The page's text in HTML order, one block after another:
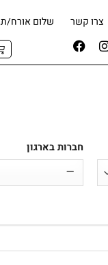
צרו קשר שלום אורח/
חברות בארגון